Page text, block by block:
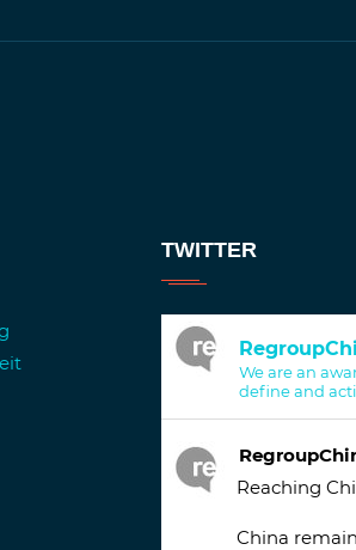
TWITTER
We are an
define and
Reaching
China